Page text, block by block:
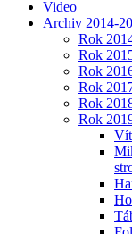
Video
Archiv 2014-
Rok
Rok
Rok
Rok
Rok
Rok